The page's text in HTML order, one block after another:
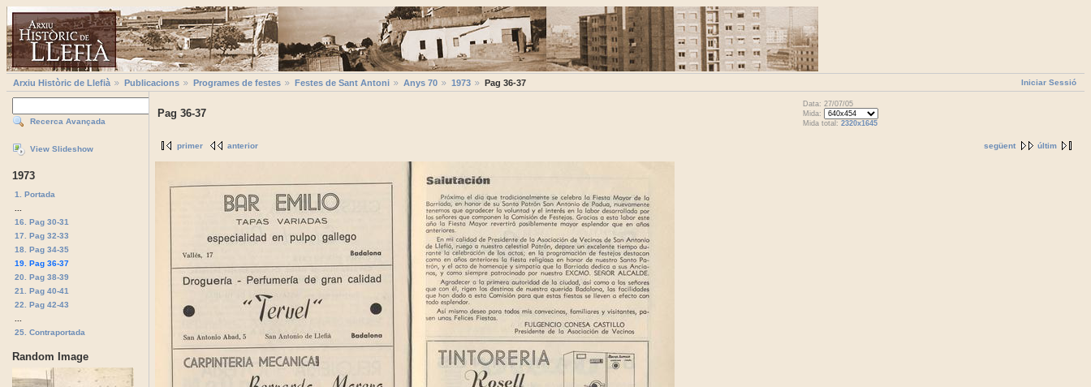
Iniciar Sessió
Arxiu Històric de Llefià Publicacions Programes de festes Festes de Sant Antoni Anys 70 1973 Pag 36-37
Recerca Avançada
View Slideshow
1973
1. Portada
16. Pag 30-31
17. Pag 32-33
18. Pag 34-35
19. Pag 36-37
20. Pag 38-39
21. Pag 40-41
22. Pag 42-43
25. Contraportada
Random Image
Pag 36-37
Data: 27/07/05
Mida:
Mida total: 2320x1645
següent últim
primer anterior